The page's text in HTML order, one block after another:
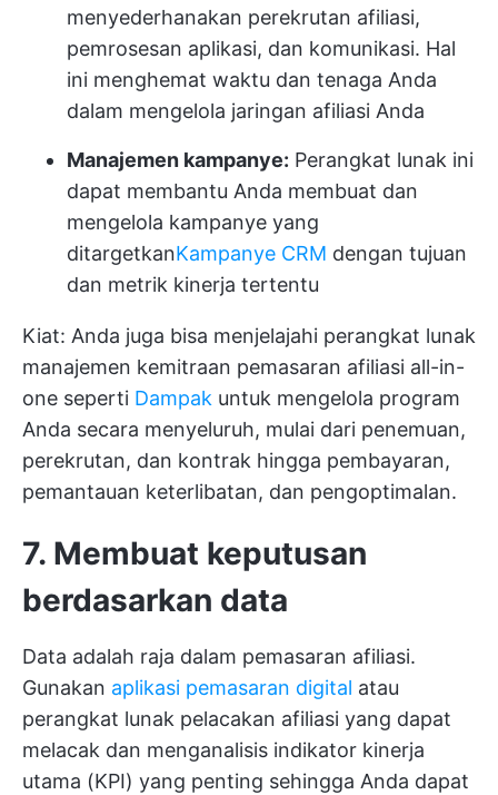
menyederhanakan perekrutan afiliasi,
pemrosesan aplikasi, dan komunikasi. Hal
ini menghemat waktu dan tenaga Anda
dalam mengelola jaringan afiliasi Anda
Manajemen kampanye: Perangkat lunak ini
dapat membantu Anda membuat dan
mengelola kampanye yang
ditargetkanKampanye CRM dengan tujuan
dan metrik kinerja tertentu
Kiat: Anda juga bisa menjelajahi perangkat lunak
manajemen kemitraan pemasaran afiliasi all-in-
one seperti Dampak untuk mengelola program
Anda secara menyeluruh, mulai dari penemuan,
perekrutan, dan kontrak hingga pembayaran,
pemantauan keterlibatan, dan pengoptimalan.
7. Membuat keputusan
berdasarkan data
Data adalah raja dalam pemasaran afiliasi.
Gunakan aplikasi pemasaran digital atau
perangkat lunak pelacakan afiliasi yang dapat
melacak dan menganalisis indikator kinerja
utama (KPI) yang penting sehingga Anda dapat